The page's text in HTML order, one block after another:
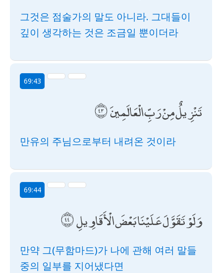
그것은 점술가의 말도 아니라. 그대들이
깊이 생각하는 것은 조금일 뿐이더라
69:43
تَنْزِيلٌ مِنْ رَبِّ الْعَالَمِينَ
만유의 주님으로부터 내려온 것이라
69:44
وَلَوْ تَقَوَّلَ عَلَيْنَا بَعْضَ الْأَقَاوِيلِ
만약 그(무함마드)가 나에 관해 여러 말들
중의 일부를 지어냈다면